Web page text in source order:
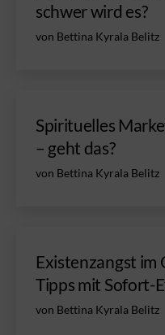
schwer wird es?
von Bettina Kyrala Belitz
Spirituelles
– geht das?
von Bettina Kyrala Belitz
Existenzangst im
Tipps mit Sofort-
von Bettina Kyrala Belitz